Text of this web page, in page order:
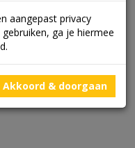
aangepast privacy
ga je hiermee
Akkoord & doorgaan